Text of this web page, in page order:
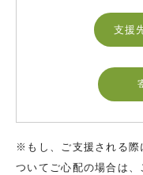
支援
※もし、ご支援される際
ついてご心配の場合は